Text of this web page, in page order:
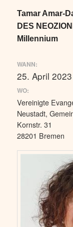
Tamar Amar-
DES
Millennium
WANN:
25. April
WO:
Vereinigte
Neustadt,
Kornstr. 31
28201 Bremen